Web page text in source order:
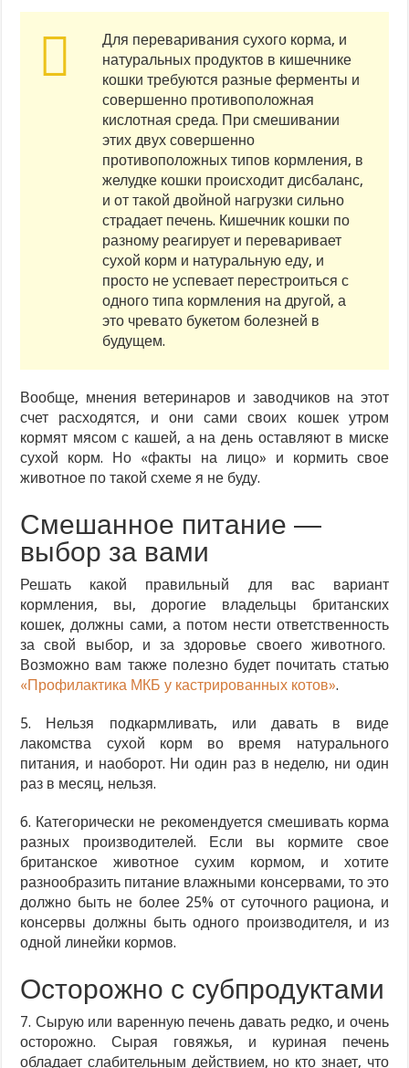
Для переваривания сухого корма, и
натуральных продуктов в кишечнике
кошки требуются разные ферменты и
совершенно противоположная
кислотная среда. При смешивании
этих двух совершенно
противоположных типов кормления, в
желудке кошки происходит дисбаланс,
и от такой двойной нагрузки сильно
страдает печень. Кишечник кошки по
разному реагирует и переваривает
сухой корм и натуральную еду, и
просто не успевает перестроиться с
одного типа кормления на другой, а
это чревато букетом болезней в
будущем.
Вообще, мнения ветеринаров и заводчиков на этот
счет расходятся, и они сами своих кошек утром
кормят мясом с кашей, а на день оставляют в миске
сухой корм. Но «факты на лицо» и кормить свое
животное по такой схеме я не буду.
Смешанное питание —
выбор за вами
Решать какой правильный для вас вариант
кормления, вы, дорогие владельцы британских
кошек, должны сами, а потом нести ответственность
за свой выбор, и за здоровье своего животного.
Возможно вам также полезно будет почитать статью
«Профилактика МКБ у кастрированных котов».
5. Нельзя подкармливать, или давать в виде
лакомства сухой корм во время натурального
питания, и наоборот. Ни один раз в неделю, ни один
раз в месяц, нельзя.
6. Категорически не рекомендуется смешивать корма
разных производителей. Если вы кормите свое
британское животное сухим кормом, и хотите
разнообразить питание влажными консервами, то это
должно быть не более 25% от суточного рациона, и
консервы должны быть одного производителя, и из
одной линейки кормов.
Осторожно с субпродуктами
7. Сырую или варенную печень давать редко, и очень
осторожно. Сырая говяжья, и куриная печень
обладает слабительным действием, но кто знает, что